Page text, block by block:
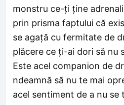
monstru ce-ți ține
prin prisma faptului că
se agață cu fermitate de
plăcere ce ți-ai dori să nu
Este acel companion de
ndeamnă să nu te mai
acel sentiment de a nu se